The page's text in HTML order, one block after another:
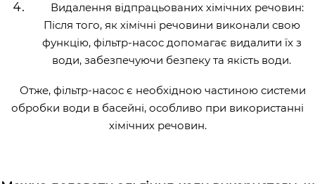
Видалення відпрацьованих хімічних речовин:
Після того, як хімічні речовини виконали свою
функцію, фільтр-насос допомагає видалити їх з
води, забезпечуючи безпеку та якість води.
Отже, фільтр-насос є необхідною частиною системи
обробки води в басейні, особливо при використанні
хімічних речовин.